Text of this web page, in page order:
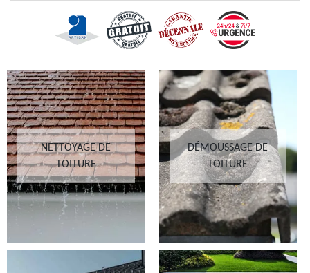
NETTOYAGE DE
TOITURE
DÉMOUSSAGE DE
TOITURE